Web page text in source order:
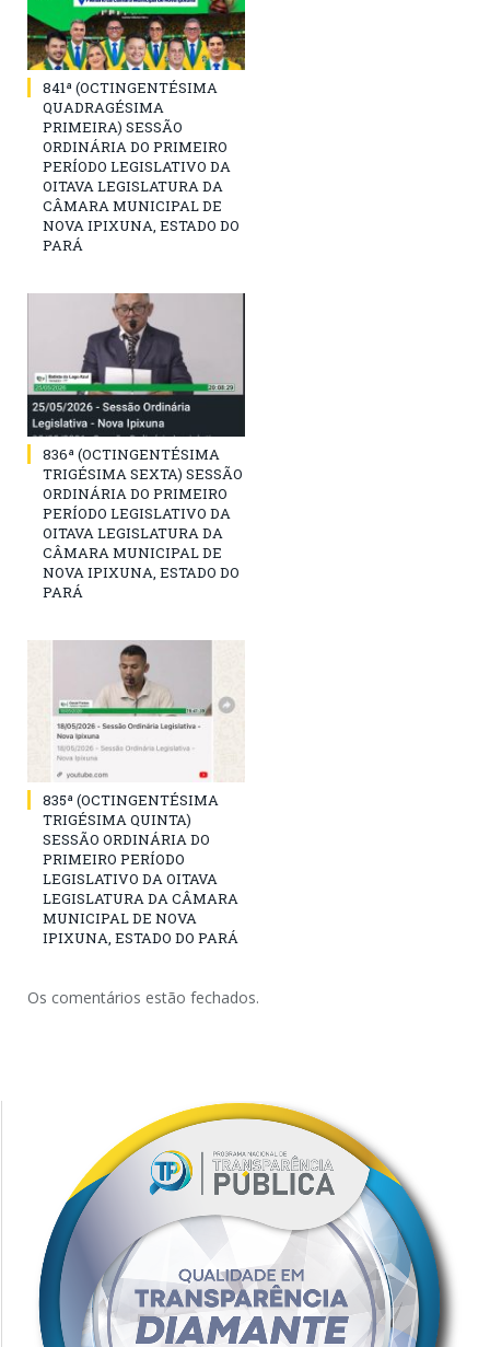
841ª (OCTINGENTÉSIMA
QUADRAGÉSIMA
PRIMEIRA) SESSÃO
ORDINÁRIA DO PRIMEIRO
PERÍODO LEGISLATIVO DA
OITAVA LEGISLATURA DA
CÂMARA MUNICIPAL DE
NOVA IPIXUNA, ESTADO DO
PARÁ
836ª (OCTINGENTÉSIMA
TRIGÉSIMA SEXTA) SESSÃO
ORDINÁRIA DO PRIMEIRO
PERÍODO LEGISLATIVO DA
OITAVA LEGISLATURA DA
CÂMARA MUNICIPAL DE
NOVA IPIXUNA, ESTADO DO
PARÁ
835ª (OCTINGENTÉSIMA
TRIGÉSIMA QUINTA)
SESSÃO ORDINÁRIA DO
PRIMEIRO PERÍODO
LEGISLATIVO DA OITAVA
LEGISLATURA DA CÂMARA
MUNICIPAL DE NOVA
IPIXUNA, ESTADO DO PARÁ
Os comentários estão fechados.